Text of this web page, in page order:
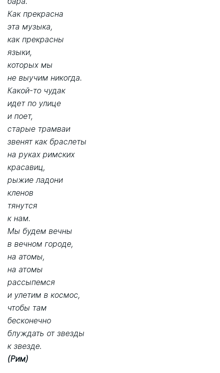
Как прекрасна
эта музыка,
как прекрасны
языки,
которых мы
не выучим никогда.
Какой-то чудак
идет по улице
и поет,
старые трамваи
звенят как браслеты
на руках римских
красавиц,
рыжие ладони
кленов
тянутся
к нам.
Мы будем вечны
в вечном городе,
на атомы,
на атомы
рассыпемся
и улетим в космос,
чтобы там
бесконечно
блуждать от звезды
к звезде.
(Рим)